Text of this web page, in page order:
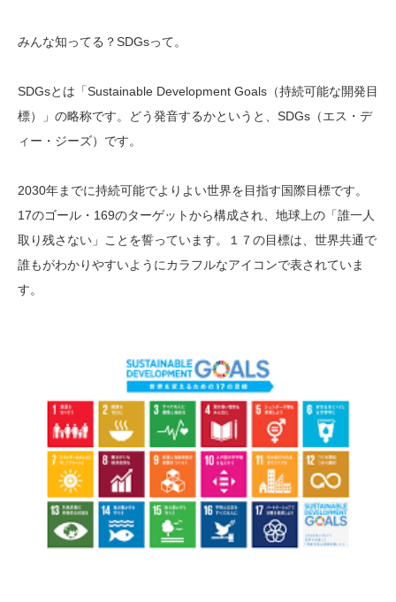
みんな知ってる？SDGsって。
SDGsとは「Sustainable Development Goals（持続可能な開発目
標）」の略称です。どう発音するかというと、SDGs（エス・デ
ィー・ジーズ）です。
2030年までに持続可能でよりよい世界を目指す国際目標です。
17のゴール・169のターゲットから構成され、地球上の「誰一人
取り残さない」ことを誓っています。１７の目標は、世界共通で
誰もがわかりやすいようにカラフルなアイコンで表されていま
す。